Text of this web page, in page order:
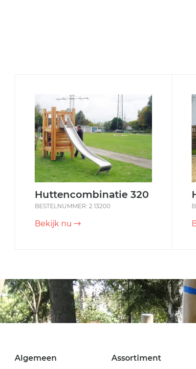
Huttencombinatie 320
BESTELNUMMER: 2.13200
Bekijk nu
Algemeen Assortiment